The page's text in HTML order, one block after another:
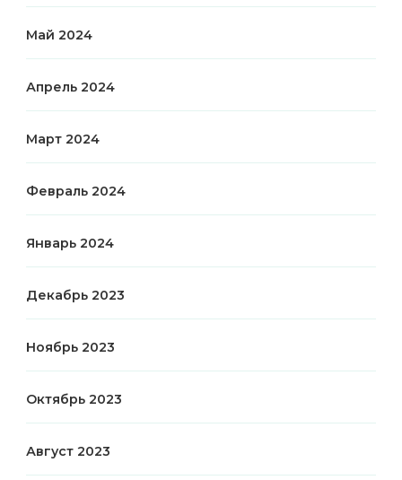
Май 2024
Апрель 2024
Март 2024
Февраль 2024
Январь 2024
Декабрь 2023
Ноябрь 2023
Октябрь 2023
Август 2023